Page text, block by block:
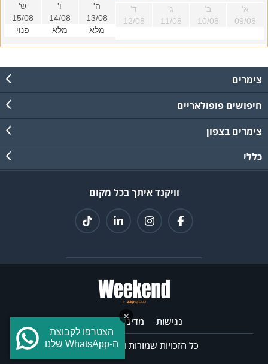
הצטרפו לקבוצת
ה-WhatsApp שלנו
א'
09/08
ב'
10/08
ג'
11/08
ד'
12/08
ה'
13/08
מלא
ו'
14/08
מלא
ש'
15/08
פנוי
צימרים
חיפושים פופולאריים
צימרים בצפון
כללי
וויקנד איתך בכל מקום
נגישות
מדיניות פרטיות
כל הזכויות שמורות וויקנד © 2026